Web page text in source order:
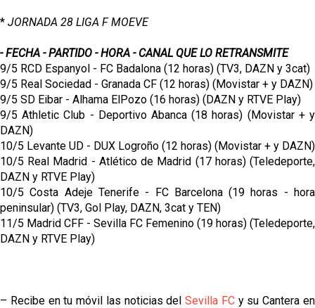
* JORNADA 28 LIGA F MOEVE
- FECHA - PARTIDO - HORA - CANAL QUE LO RETRANSMITE
9/5 RCD Espanyol - FC Badalona (12 horas) (TV3, DAZN y 3cat)
9/5 Real Sociedad - Granada CF (12 horas) (Movistar + y DAZN)
9/5 SD Eibar - Alhama ElPozo (16 horas) (DAZN y RTVE Play)
9/5 Athletic Club - Deportivo Abanca (18 horas) (Movistar + y
DAZN)
10/5 Levante UD - DUX Logroño (12 horas) (Movistar + y DAZN)
10/5 Real Madrid - Atlético de Madrid (17 horas) (Teledeporte,
DAZN y RTVE Play)
10/5 Costa Adeje Tenerife - FC Barcelona (19 horas - hora
peninsular) (TV3, Gol Play, DAZN, 3cat y TEN)
11/5 Madrid CFF - Sevilla FC Femenino (19 horas) (Teledeporte,
DAZN y RTVE Play)
– Recibe en tu móvil las noticias delSevilla FCy su Cantera en